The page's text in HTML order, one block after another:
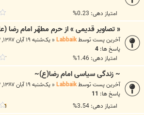
امتیاز دهی: 0.23%
« تصاویر قدیمی » از حرم مطهّر امام رضا
آخرین پست توسطLabbaik
« یک‌شنبه ۱۹ آبان ۱۳۸۷, ۲:۰۳ ب.ظ
پاسخ ها: 4
امتیاز دهی: 1.46%
~ زندگى سياسى امام رضا(ع)~
آخرین پست توسطLabbaik
« یک‌شنبه ۱۹ آبان ۱۳۸۷, ۱۱:۲۳ ق.ظ
پاسخ ها: 11
امتیاز دهی: 3.54%